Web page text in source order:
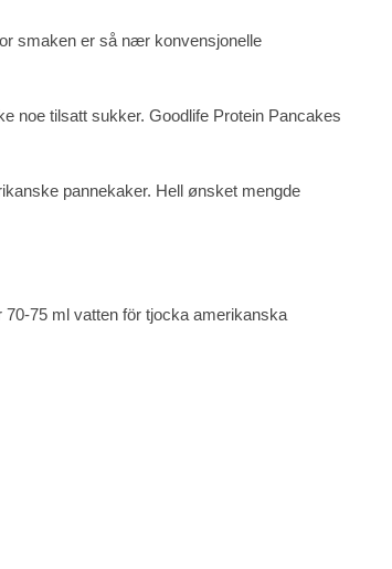
smaken er så nær konvensjonelle
noe tilsatt sukker. Goodlife Protein Pancakes
pannekaker. Hell ønsket mengde
75 ml vatten för tjocka amerikanska